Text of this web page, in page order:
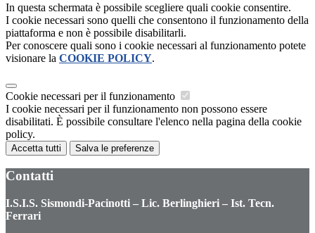
In questa schermata è possibile scegliere quali cookie consentire.
I cookie necessari sono quelli che consentono il funzionamento della
piattaforma e non è possibile disabilitarli.
Per conoscere quali sono i cookie necessari al funzionamento potete
visionare la COOKIE POLICY.
Cookie necessari per il funzionamento
I cookie necessari per il funzionamento non possono essere
disabilitati. È possibile consultare l'elenco nella pagina della cookie
policy.
Accetta tutti Salva le preferenze
Contatti
I.S.I.S. Sismondi-Pacinotti – Lic. Berlinghieri – Ist. Tecn.
Ferrari